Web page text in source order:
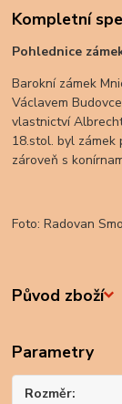
Kompletní
Pohlednice
Barokní zámek
Václavem
vlastnictví
18.stol. byl zámek
zároveň s
Foto: Radovan
Původ zboží
Parametry
Rozměr